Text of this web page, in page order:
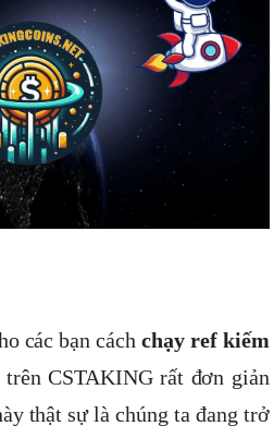
các bạn cáchchạy ref kiếm
trên CSTAKING rất đơn giản
thật sự là chúng ta đang trở